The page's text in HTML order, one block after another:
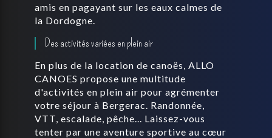
amis en pagayant sur les eaux calmes de
la Dordogne.
Des activités variées en plein air
En plus de la location de canoës, ALLO
CANOES propose une multitude
d'activités en plein air pour agrémenter
votre séjour à Bergerac. Randonnée,
VTT, escalade, pêche... Laissez-vous
tenter par une aventure sportive au cœur